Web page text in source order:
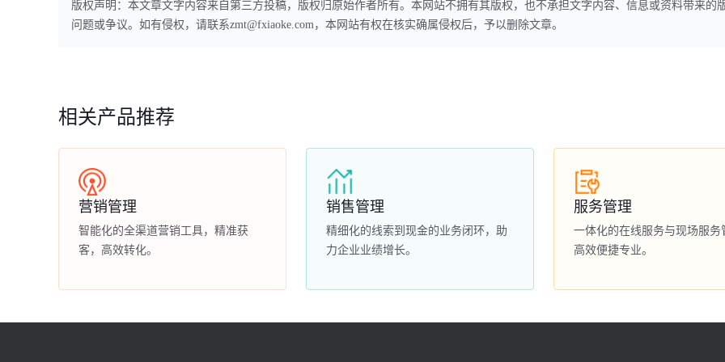
版权声明：本文章文字内容来自第三方投稿，版权归原始作者所有。本网站不拥有其版权，也不承担文字内容、信息或资料带来的
问题或争议。如有侵权，请联系zmt@fxiaoke.com，本网站有权在核实确属侵权后，予以删除文章。
相关产品推荐
营销管理
智能化的全渠道营销工具，精准获
客，高效转化。
销售管理
精细化的线索到现金的业务闭环，助
力企业业绩增长。
服务管理
一体化的在线服务与现场服务
高效便捷专业。